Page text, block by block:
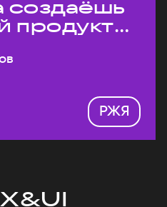
создаёшь
продукт
РЖЯ